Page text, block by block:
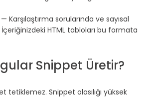
— Karşılaştırma sorularında ve sayısal
HTML tabloları bu formata
Snippet Üretir?
tetiklemez. Snippet olasılığı yüksek